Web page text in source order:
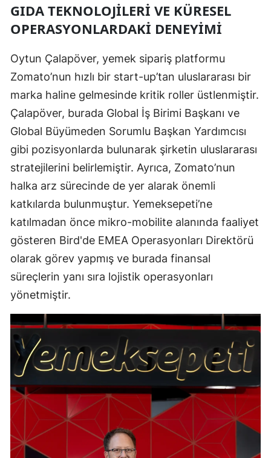
GIDA TEKNOLOJILERI VE KÜRESEL
OPERASYONLARDAKI DENEYIMI
Oytun Çalapöver, yemek sipariş platformu
Zomato’nun hızlı bir start-up’tan uluslararası bir
marka haline gelmesinde kritik roller üstlenmiştir.
Çalapöver, burada Global İş Birimi Başkanı ve
Global Büyümeden Sorumlu Başkan Yardımcısı
gibi pozisyonlarda bulunarak şirketin uluslararası
stratejilerini belirlemiştir. Ayrıca, Zomato’nun
halka arz sürecinde de yer alarak önemli
katkılarda bulunmuştur. Yemeksepeti’ne
katılmadan önce mikro-mobilite alanında faaliyet
gösteren Bird'de EMEA Operasyonları Direktörü
olarak görev yapmış ve burada finansal
süreçlerin yanı sıra lojistik operasyonları
yönetmiştir.